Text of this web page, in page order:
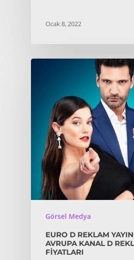
Ocak 8, 2022
Görsel Medya
EURO D REKLAM
AVRUPA KANAL D
FIYATLARI